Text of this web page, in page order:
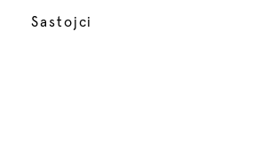
Sastojci